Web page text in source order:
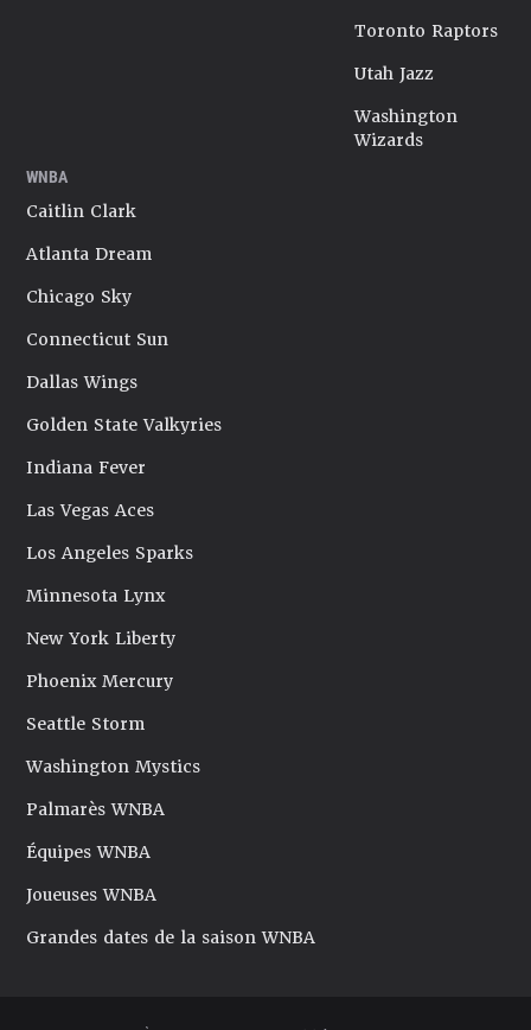
Toronto Raptors
Utah Jazz
Washington
Wizards
WNBA
Caitlin Clark
Atlanta Dream
Chicago Sky
Connecticut Sun
Dallas Wings
Golden State Valkyries
Indiana Fever
Las Vegas Aces
Los Angeles Sparks
Minnesota Lynx
New York Liberty
Phoenix Mercury
Seattle Storm
Washington Mystics
Palmarès WNBA
Équipes WNBA
Joueuses WNBA
Grandes dates de la saison WNBA